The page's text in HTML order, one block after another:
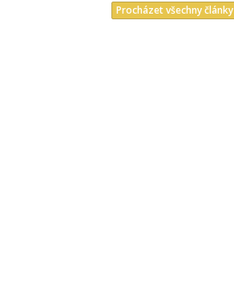
Procházet všechny články